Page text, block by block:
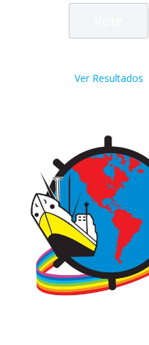
Ver Resultados